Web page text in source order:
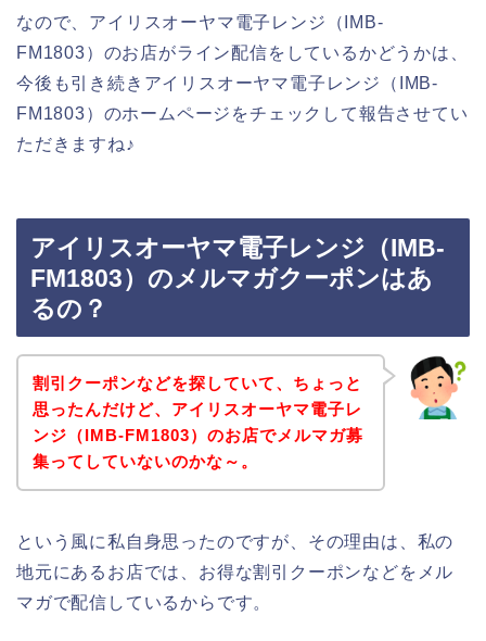
なので、アイリスオーヤマ電子レンジ（IMB-
FM1803）のお店がライン配信をしているかどうかは、
今後も引き続きアイリスオーヤマ電子レンジ（IMB-
FM1803）のホームページをチェックして報告させてい
ただきますね♪
アイリスオーヤマ電子レンジ（IMB-
FM1803）のメルマガクーポンはあ
るの？
割引クーポンなどを探していて、ちょっと
思ったんだけど、アイリスオーヤマ電子レ
ンジ（IMB-FM1803）のお店でメルマガ募
集ってしていないのかな～。
という風に私自身思ったのですが、その理由は、私の
地元にあるお店では、お得な割引クーポンなどをメル
マガで配信しているからです。